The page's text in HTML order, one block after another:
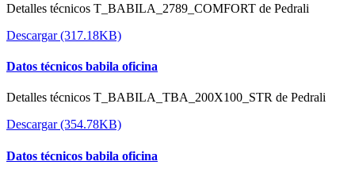
Detalles técnicos T_BABILA_2789_COMFORT de Pedrali
Descargar (317.18KB)
Datos técnicos babila oficina
Detalles técnicos T_BABILA_TBA_200X100_STR de Pedrali
Descargar (354.78KB)
Datos técnicos babila oficina